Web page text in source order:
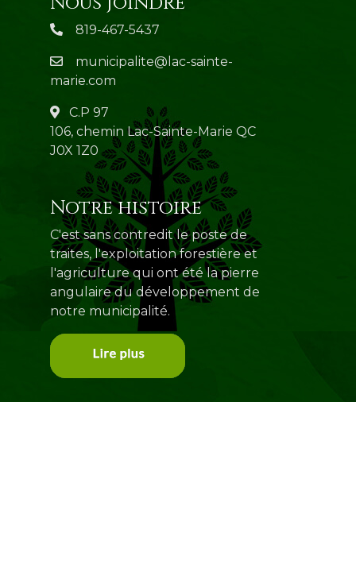
819-467-5437
municipalite@lac-sainte-
marie.com
C.P 97
106, chemin Lac-Sainte-Marie QC
J0X 1Z0
Notre histoire
C'est sans contredit le poste de
traites, l'exploitation forestière et
l'agriculture qui ont été la pierre
angulaire du développement de
notre municipalité.